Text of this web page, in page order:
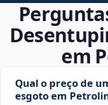
em
Qual o preço de
esgoto em